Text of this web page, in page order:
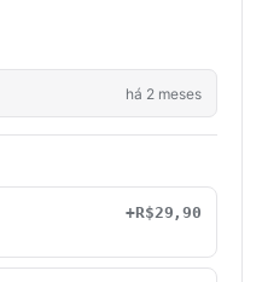
há 2 meses
+R$29,90